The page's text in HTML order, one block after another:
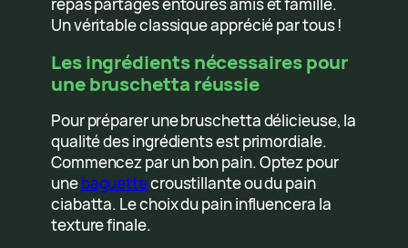
Un véritable classique apprécié par tous !
Les ingrédients nécessaires pour
une bruschetta réussie
Pour préparer une bruschetta délicieuse, la
qualité des ingrédients est primordiale.
Commencez par un bon pain. Optez pour
unebaguettecroustillante ou du pain
ciabatta. Le choix du pain influencera la
texture finale.